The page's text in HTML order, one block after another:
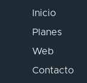
Inicio
Planes
Web
Contacto